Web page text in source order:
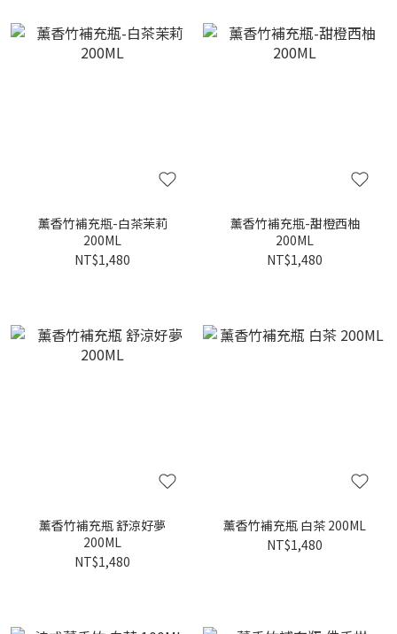
薰香竹補充瓶-白茶茉莉
200ML
NT$1,480
薰香竹補充瓶-甜橙西柚
200ML
NT$1,480
薰香竹補充瓶 舒涼好夢
200ML
NT$1,480
薰香竹補充瓶 白茶 200ML
NT$1,480